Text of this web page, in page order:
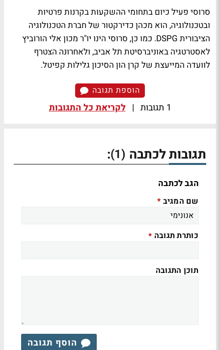
סרוסי פעיל כיום בתחומי ההשקעות בקרנות פרטיות
ובטכנולוגיה, הוא מכהן כדירקטור של חברת הטכנולוגיה
הציבורית DSPG. כמו כן, סרוסי הינו יו"ר מכון אלי הורוביץ
לאסטרטגיה באוניברסיטת תל אביב, ולאחרונה הצטרף
לוועדה המייעצת של קרן הון הסיכון גלילות קפיטל.
הוספת תגובה
1 תגובות | לקריאת כל התגובות
תגובות לכתבה (1)
:
הגב לכתבה
שם המגיב *
כותרת תגובה *
תוכן התגובה
הוסף תגובה